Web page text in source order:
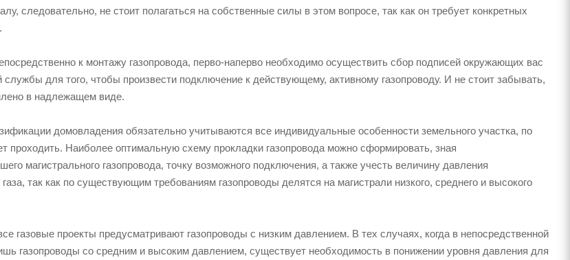
следовательно, не стоит полагаться на собственные силы в этом вопросе, так как он требует конкретных
к монтажу газопровода, перво-наперво необходимо осуществить сбор подписей окружающих вас
службы для того, чтобы произвести подключение к действующему, активному газопроводу. И не стоит забывать,
в надлежащем виде.
домовладения обязательно учитываются все индивидуальные особенности земельного участка, по
проходить. Наиболее оптимальную схему прокладки газопровода можно сформировать, зная
магистрального газопровода, точку возможного подключения, а также учесть величину давления
так как по существующим требованиям газопроводы делятся на магистрали низкого, среднего и высокого
газовые проекты предусматривают газопроводы с низким давлением. В тех случаях, когда в непосредственной
газопроводы со средним и высоким давлением, существует необходимость в понижении уровня давления для